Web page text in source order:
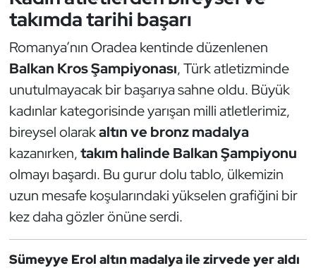
takımda tarihi başarı
Romanya’nın Oradea kentinde düzenlenen
Balkan Kros Şampiyonası, Türk atletizminde
unutulmayacak bir başarıya sahne oldu. Büyük
kadınlar kategorisinde yarışan milli atletlerimiz,
bireysel olarakaltın ve bronz madalya
kazanırken,takım halinde Balkan Şampiyonu
olmayı başardı. Bu gurur dolu tablo, ülkemizin
uzun mesafe koşularındaki yükselen grafiğini bir
kez daha gözler önüne serdi.
Sümeyye Erol altın madalya ile zirvede yer aldı
Futbol
Futsal
Genel
Golf
Güreş
Halter
Hava Sporları